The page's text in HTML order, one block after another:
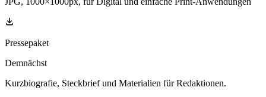
Pressepaket
Demnächst
Kurzbiografie, Steckbrief und Materialien für Redaktionen.